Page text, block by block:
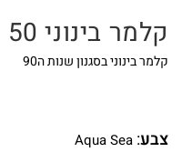
קלמר בינוני 50 PENS
קלמר בינוני בסגנון שנות ה90
צבע:
Aqua Sea